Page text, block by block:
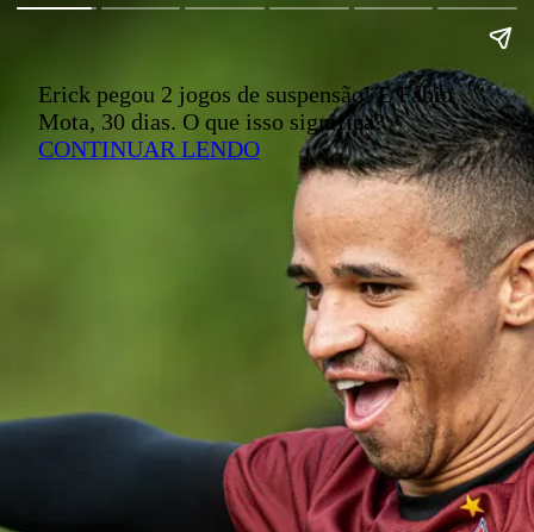
Erick pegou 2 jogos de suspensão! E Fábio
Mota, 30 dias. O que isso significa?
CONTINUAR LENDO